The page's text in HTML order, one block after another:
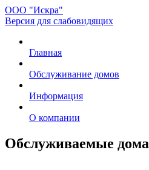
ООО "Искра"
Версия для слабовидящих
Главная
Обслуживание домов
Информация
О компании
Обслуживаемые дома